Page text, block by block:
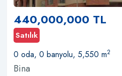
440,000,000 TL
Satılık
0 oda, 0 banyolu, 5,550 m2
Bina